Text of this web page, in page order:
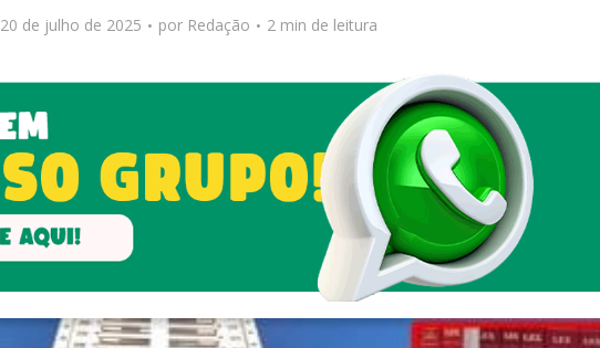
20 de julho de 2025 por Redação 2 min de leitura